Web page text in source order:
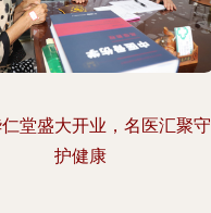
堂盛大开业，名医汇聚守
护健康